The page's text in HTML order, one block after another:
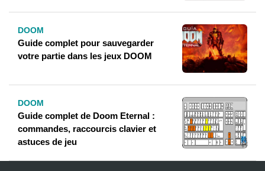
DOOM
Guide complet pour sauvegarder
votre partie dans les jeux DOOM
DOOM
Guide complet de Doom Eternal :
commandes, raccourcis clavier et
astuces de jeu